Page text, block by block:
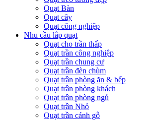
Quạt Bàn
Quạt cây
Quạt công nghiệp
Nhu cầu lắp quạt
Quạt cho trần thấp
Quạt trần công nghiệp
Quạt trần chung cư
Quạt trần đèn chùm
Quạt trần phòng ăn & bếp
Quạt trần phòng khách
Quạt trần phòng ngủ
Quạt trần Nhỏ
Quạt trần cánh gỗ